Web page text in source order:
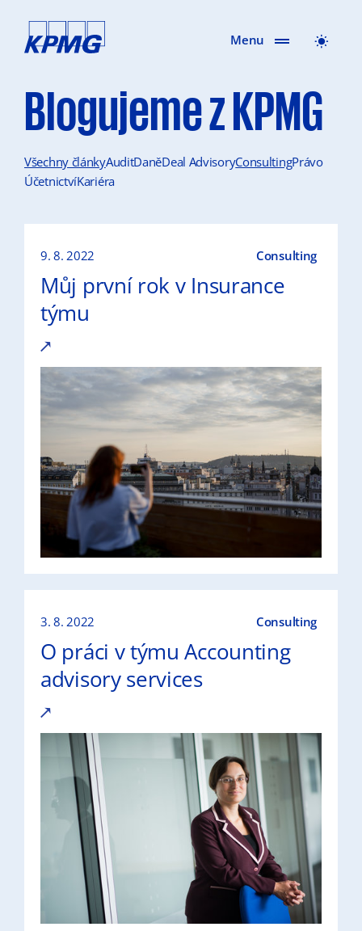
Menu
Blogujeme z KPMG
Všechny článkyAuditDaněDeal AdvisoryConsultingPrávo
ÚčetnictvíKariéra
9. 8. 2022 Consulting
Můj první rok v Insurance
týmu
3. 8. 2022 Consulting
O práci v týmu Accounting
advisory services